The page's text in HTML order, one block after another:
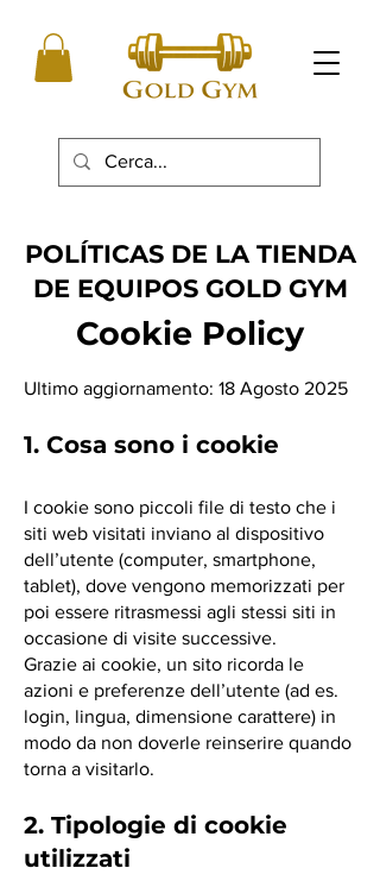
POLÍTICAS DE LA TIENDA
DE EQUIPOS GOLD GYM
Cookie Policy
Ultimo aggiornamento: 18 Agosto 2025
1. Cosa sono i cookie
I cookie sono piccoli file di testo che i
siti web visitati inviano al dispositivo
dell’utente (computer, smartphone,
tablet), dove vengono memorizzati per
poi essere ritrasmessi agli stessi siti in
occasione di visite successive.
Grazie ai cookie, un sito ricorda le
azioni e preferenze dell’utente (ad es.
login, lingua, dimensione carattere) in
modo da non doverle reinserire quando
torna a visitarlo.
2. Tipologie di cookie
utilizzati